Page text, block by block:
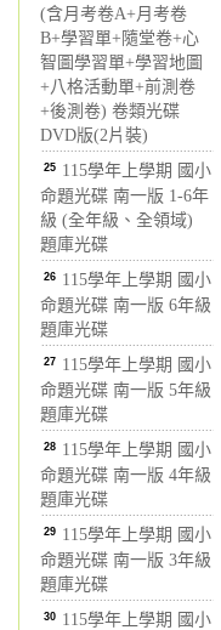
(含月考卷A+月考卷
B+學習單+隨堂卷+心
智圖學習單+學習地圖
+八格活動單+前測卷
+後測卷) 卷類光碟
DVD版(2片裝)
25 115學年上學期 國小
命題光碟 南一版 1-6年
級 (全年級、全領域)
題庫光碟
26 115學年上學期 國小
命題光碟 南一版 6年級
題庫光碟
27 115學年上學期 國小
命題光碟 南一版 5年級
題庫光碟
28 115學年上學期 國小
命題光碟 南一版 4年級
題庫光碟
29 115學年上學期 國小
命題光碟 南一版 3年級
題庫光碟
30 115學年上學期 國小